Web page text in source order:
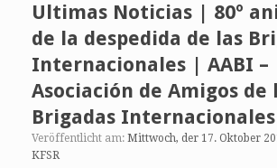
Ultimas Noticias | 80º
de la despedida de las
Internacionales | AABI –
Asociación de Amigos de
Brigadas Internacionales
Veröffentlicht am: Mittwoch, der 17. Oktober
KFSR